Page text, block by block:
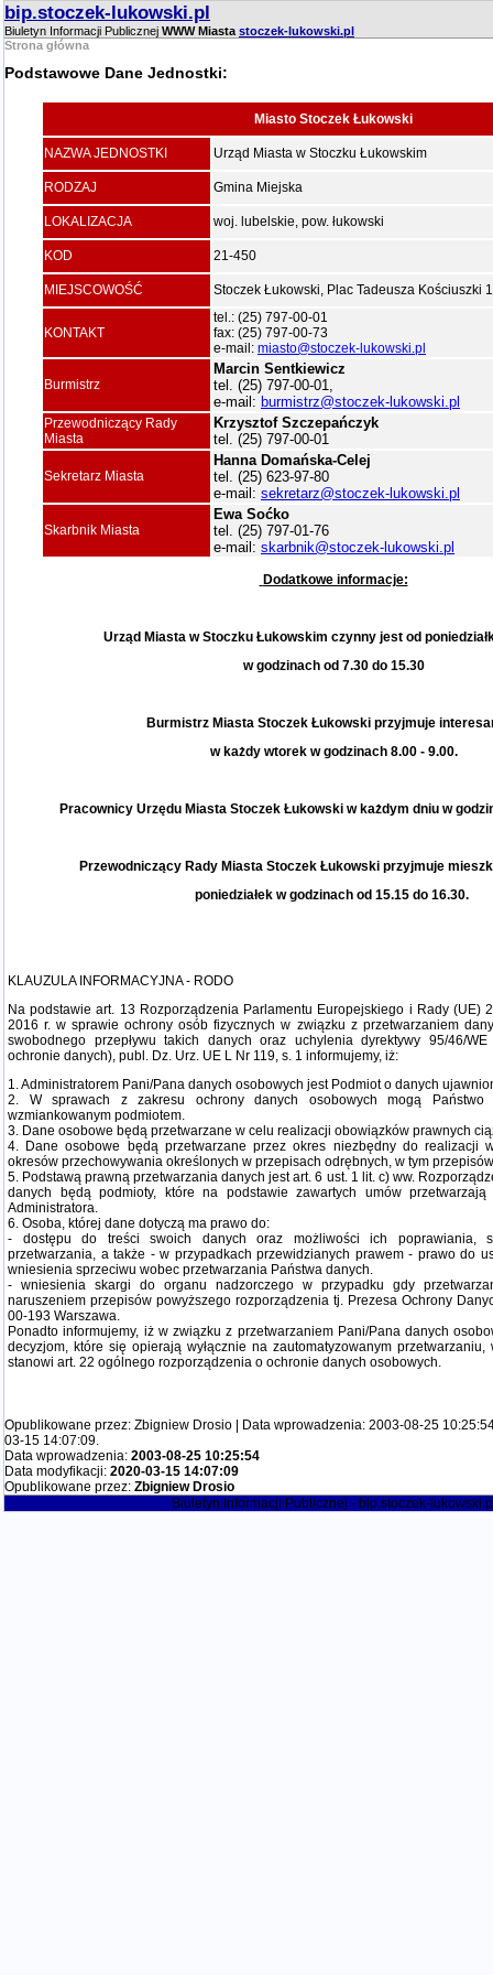
bip.stoczek-lukowski.pl
Biuletyn Informacji Publicznej WWW Miasta stoczek-lukowski.pl
Strona główna
Podstawowe Dane Jednostki:
Miasto Stoczek Łukowski
NAZWA JEDNOSTKI Urząd Miasta w Stoczku Łukowskim
RODZAJ Gmina Miejska
LOKALIZACJA woj. lubelskie, pow. łukowski
KOD 21-450
MIEJSCOWOŚĆ Stoczek Łukowski, Plac Tadeusza Kościuszki 1
KONTAKT
tel.: (25) 797-00-01
fax: (25) 797-00-73
e-mail: miasto@stoczek-lukowski.pl
Burmistrz
Marcin Sentkiewicz
tel. (25) 797-00-01,
e-mail: burmistrz@stoczek-lukowski.pl
Przewodniczący Rady
Miasta
Krzysztof Szczepańczyk
tel. (25) 797-00-01
Sekretarz Miasta
Hanna Domańska-Celej
tel. (25) 623-97-80
e-mail: sekretarz@stoczek-lukowski.pl
Skarbnik Miasta
Ewa Soćko
tel. (25) 797-01-76
e-mail: skarbnik@stoczek-lukowski.pl
Dodatkowe informacje:
Urząd Miasta w Stoczku Łukowskim czynny jest od
w godzinach od 7.30 do 15.30
Burmistrz Miasta Stoczek Łukowski przyjmuje
w każdy wtorek w godzinach 8.00 - 9.00.
Pracownicy Urzędu Miasta Stoczek Łukowski w każdym dniu w
Przewodniczący Rady Miasta Stoczek Łukowski przyjmuje
poniedziałek w godzinach od 15.15 do 16.30.
KLAUZULA INFORMACYJNA - RODO
Na podstawie art. 13 Rozporządzenia Parlamentu Europejskiego i Rady (UE)
2016 r. w sprawie ochrony osób fizycznych w związku z przetwarzaniem
swobodnego przepływu takich danych oraz uchylenia dyrektywy 95/46/
ochronie danych), publ. Dz. Urz. UE L Nr 119, s. 1 informujemy, iż:
1. Administratorem Pani/Pana danych osobowych jest Podmiot o danych
2. W sprawach z zakresu ochrony danych osobowych mogą
wzmiankowanym podmiotem.
3. Dane osobowe będą przetwarzane w celu realizacji obowiązków prawnych
4. Dane osobowe będą przetwarzane przez okres niezbędny do realizacji
okresów przechowywania określonych w przepisach odrębnych, w tym
5. Podstawą prawną przetwarzania danych jest art. 6 ust. 1 lit. c) ww.
danych będą podmioty, które na podstawie zawartych umów
Administratora.
6. Osoba, której dane dotyczą ma prawo do:
- dostępu do treści swoich danych oraz możliwości ich poprawiania,
przetwarzania, a także - w przypadkach przewidzianych prawem - prawo do
wniesienia sprzeciwu wobec przetwarzania Państwa danych.
- wniesienia skargi do organu nadzorczego w przypadku gdy
naruszeniem przepisów powyższego rozporządzenia tj. Prezesa Ochrony
00-193 Warszawa.
Ponadto informujemy, iż w związku z przetwarzaniem Pani/Pana danych
decyzjom, które się opierają wyłącznie na zautomatyzowanym
stanowi art. 22 ogólnego rozporządzenia o ochronie danych osobowych.
Opublikowane przez: Zbigniew Drosio | Data wprowadzenia: 2003-08-25
03-15 14:07:09.
Data wprowadzenia: 2003-08-25 10:25:54
Data modyfikacji: 2020-03-15 14:07:09
Opublikowane przez: Zbigniew Drosio
Biuletyn Informacji Publicznej - bip.stoczek-